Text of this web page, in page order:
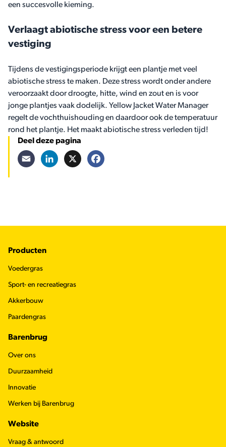
een succesvolle kieming.
Verlaagt abiotische stress voor een betere
vestiging
Tijdens de vestigingsperiode krijgt een plantje met veel
abiotische stress te maken. Deze stress wordt onder andere
veroorzaakt door droogte, hitte, wind en zout en is voor
jonge plantjes vaak dodelijk. Yellow Jacket Water Manager
regelt de vochthuishouding en daardoor ook de temperatuur
rond het plantje. Het maakt abiotische stress verleden tijd!
Deel deze pagina
Email LinkedIn
Footer
Producten
Voedergras
Sport- en recreatiegras
Akkerbouw
Paardengras
Barenbrug
Over ons
Duurzaamheid
Innovatie
Werken bij Barenbrug
Website
Vraag & antwoord